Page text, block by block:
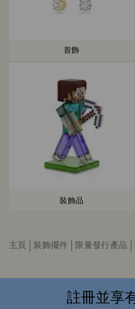
首飾
裝飾品
主頁 裝飾擺件 限量發行產品
註冊並享